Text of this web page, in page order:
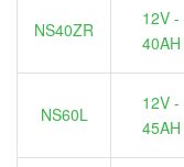
NS40ZR
12V -
40AH
NS60L
12V -
45AH